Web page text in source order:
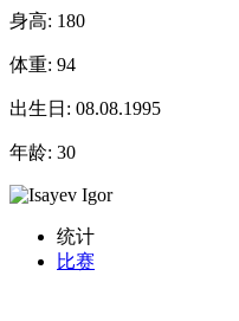
身高: 180
体重: 94
出生日: 08.08.1995
年龄: 30
统计
比赛